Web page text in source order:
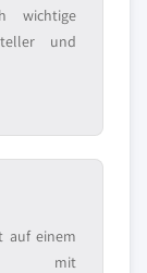
wichtige
und
auf einem
mit